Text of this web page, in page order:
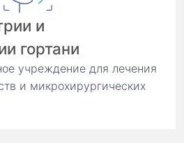
и
гортани
учреждение для лечения
и микрохирургических